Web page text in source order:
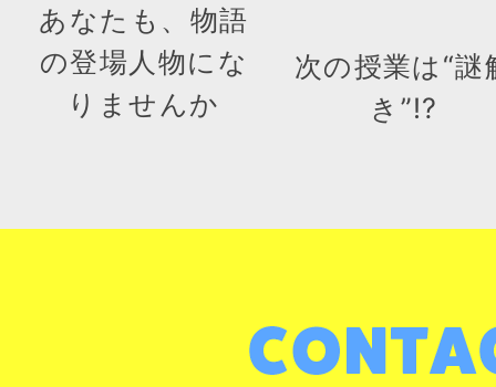
あなたも、物語
の登場人物にな
りませんか
次の授業は“謎
き”!?